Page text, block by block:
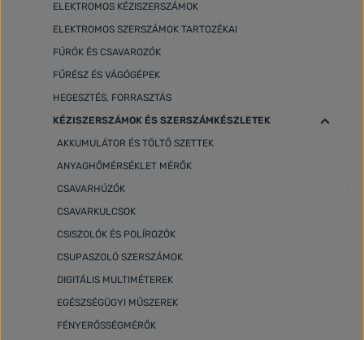
ELEKTROMOS KÉZISZERSZÁMOK
ELEKTROMOS SZERSZÁMOK TARTOZÉKAI
FÚRÓK ÉS CSAVAROZÓK
FŰRÉSZ ÉS VÁGÓGÉPEK
HEGESZTÉS, FORRASZTÁS
KÉZISZERSZÁMOK ÉS SZERSZÁMKÉSZLETEK
AKKUMULÁTOR ÉS TÖLTŐ SZETTEK
ANYAGHŐMÉRSÉKLET MÉRŐK
CSAVARHÚZÓK
CSAVARKULCSOK
CSISZOLÓK ÉS POLÍROZÓK
CSUPASZOLÓ SZERSZÁMOK
DIGITÁLIS MULTIMÉTEREK
EGÉSZSÉGÜGYI MŰSZEREK
FÉNYERŐSSÉGMÉRŐK